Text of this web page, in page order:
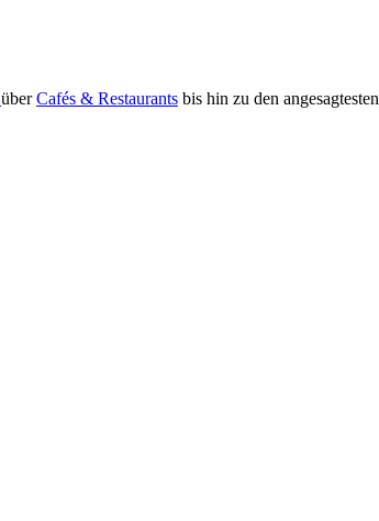
überCafés & Restaurants bis hin zu den angesagtesten